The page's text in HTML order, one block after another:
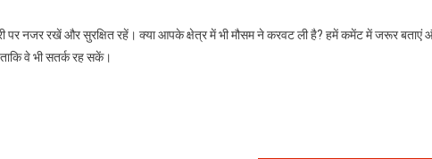
पर नजर रखें और सुरक्षित रहें। क्या आपके क्षेत्र में भी मौसम ने करवट ली है? हमें कमेंट में जरूर बताएं
वे भी सतर्क रह सकें।